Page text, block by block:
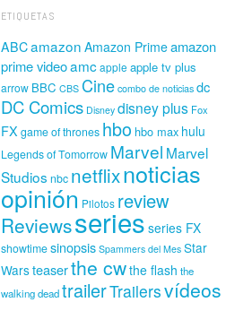
ETIQUETAS
ABCamazon Amazon Primeamazon
prime videoamcapple apple tv plus
arrow BBC CBS Cine combo de noticias dc
DC Comics Disney disney plus Fox
FX game of thrones hbo hbo max hulu
Legends of Tomorrow Marvel Marvel
Studios nbc netflixnoticias
opinión Pilotos review
Reviewsseries series FX
showtimesinopsis Spammers del Mes Star
Warsteaserthe cwthe flash the
walking deadtrailerTrailersvídeos